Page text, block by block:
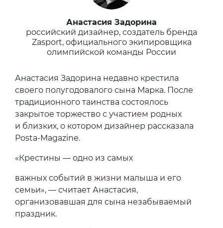
Анастасия Задорина
российский дизайнер, создатель бренда
Zasport, официального экипировщика
олимпийской команды России
Анастасия Задорина недавно крестила
своего полугодовалого сына Марка. После
традиционного таинства состоялось
закрытое торжество с участием родных
и близких, о котором дизайнер рассказала
Posta-Magazine.
«Крестины — одно из самых
важных событий в жизни малыша и его
семьи», — считает Анастасия,
организовавшая для сына незабываемый
праздник.